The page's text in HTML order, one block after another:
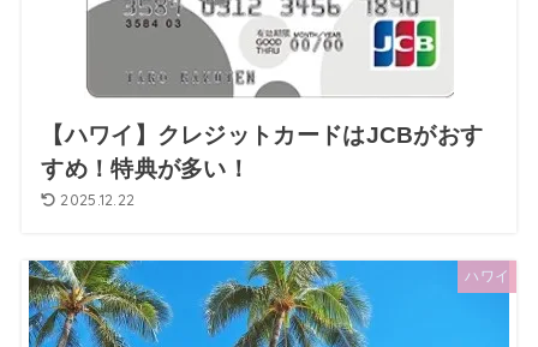
【ハワイ】クレジットカードはJCBがおす
すめ！特典が多い！
2025.12.22
ハワイ